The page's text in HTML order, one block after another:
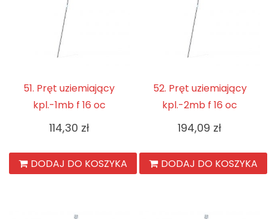
51. Pręt uziemiający
kpl.-1mb f 16 oc
114,30 zł
DODAJ DO KOSZYKA
52. Pręt uziemiający
kpl.-2mb f 16 oc
194,09 zł
DODAJ DO KOSZYKA